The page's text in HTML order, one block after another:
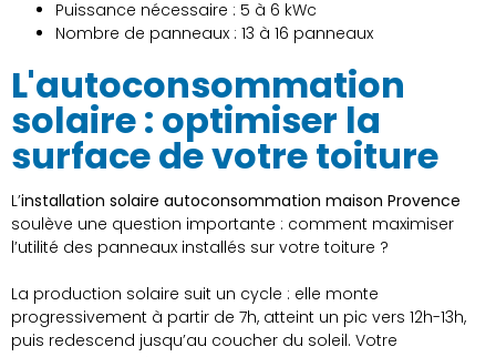
Puissance nécessaire : 5 à 6 kWc
Nombre de panneaux : 13 à 16 panneaux
L'autoconsommation
solaire : optimiser la
surface de votre toiture
L’installation solaire autoconsommation maison Provence
soulève une question importante : comment maximiser
l’utilité des panneaux installés sur votre toiture ?
La production solaire suit un cycle : elle monte
progressivement à partir de 7h, atteint un pic vers 12h-13h,
puis redescend jusqu’au coucher du soleil. Votre